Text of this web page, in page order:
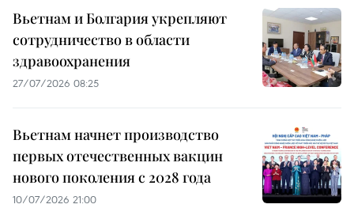
Вьетнам и Болгария укрепляют
сотрудничество в области
здравоохранения
27/07/2026 08:25
Вьетнам начнет производство
первых отечественных вакцин
нового поколения с 2028 года
10/07/2026 21:00